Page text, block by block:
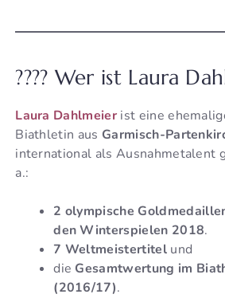
???? Wer ist Laura
Laura Dahlmeier ist eine
Biathletin aus Garmisch-
international als Ausnahmetalent
a.:
2 olympische
den Winterspielen 2018.
7 Weltmeistertitelund
die Gesamtwertung im
(2016/17).